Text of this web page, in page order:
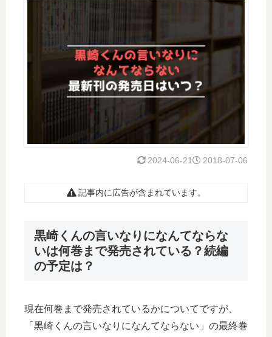
2018-07-06
2024-06-21
記事内に広告が含まれています。
黒崎くんの言いなりになんてならな
いは何巻まで発売されている？続編
の予定は？
現在何巻まで発売されているかについてですが、
「黒崎くんの言いなりになんてならない」の最終巻